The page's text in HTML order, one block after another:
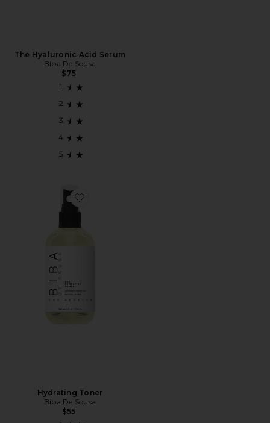
The Hyaluronic Acid Serum
Biba De Sousa
$75
Favorite Hydrating Toner
Hydrating Toner
Biba De Sousa
$55